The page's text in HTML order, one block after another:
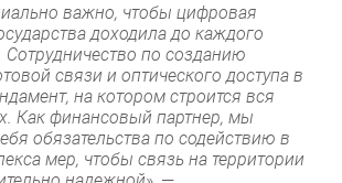
важно, чтобы цифровая
доходила до каждого
Сотрудничество по созданию
связи и оптического доступа в
на котором строится вся
Как финансовый партнер, мы
обязательства по содействию в
мер, чтобы связь на территории